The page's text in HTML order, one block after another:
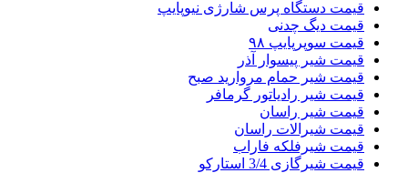
قیمت دستگاه پرس شارژی نیوپایپ
قیمت دیگ چدنی
قیمت سوپرپایپ ۹۸
قیمت شیر پیسوار آذر
قیمت شیر حمام مروارید صبح
قیمت شیر رادیاتور گرمافر
قیمت شیر راسان
قیمت شیرالات راسان
قیمت شیرفلکه فاراب
قیمت شیرگازی 3/4 استارکو